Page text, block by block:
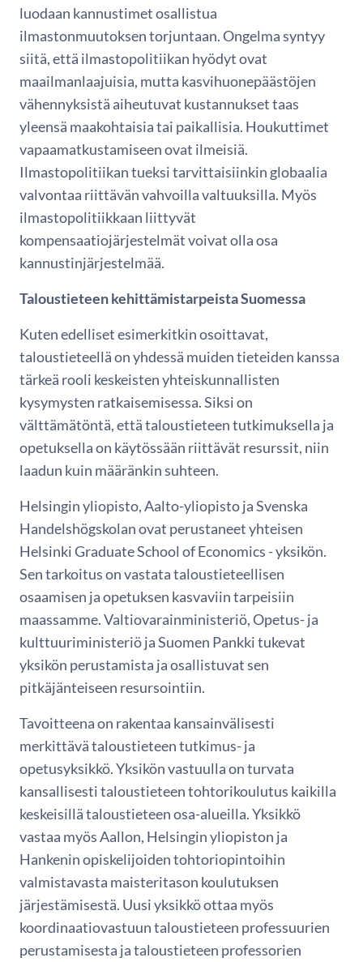
luodaan kannustimet osallistua
ilmastonmuutoksen torjuntaan. Ongelma syntyy
siitä, että ilmastopolitiikan hyödyt ovat
maailmanlaajuisia, mutta kasvihuonepäästöjen
vähennyksistä aiheutuvat kustannukset taas
yleensä maakohtaisia tai paikallisia. Houkuttimet
vapaamatkustamiseen ovat ilmeisiä.
Ilmastopolitiikan tueksi tarvittaisiinkin globaalia
valvontaa riittävän vahvoilla valtuuksilla. Myös
ilmastopolitiikkaan liittyvät
kompensaatiojärjestelmät voivat olla osa
kannustinjärjestelmää.
Taloustieteen kehittämistarpeista Suomessa
Kuten edelliset esimerkitkin osoittavat,
taloustieteellä on yhdessä muiden tieteiden kanssa
tärkeä rooli keskeisten yhteiskunnallisten
kysymysten ratkaisemisessa. Siksi on
välttämätöntä, että taloustieteen tutkimuksella ja
opetuksella on käytössään riittävät resurssit, niin
laadun kuin määränkin suhteen.
Helsingin yliopisto, Aalto-yliopisto ja Svenska
Handelshögskolan ovat perustaneet yhteisen
Helsinki Graduate School of Economics - yksikön.
Sen tarkoitus on vastata taloustieteellisen
osaamisen ja opetuksen kasvaviin tarpeisiin
maassamme. Valtiovarainministeriö, Opetus- ja
kulttuuriministeriö ja Suomen Pankki tukevat
yksikön perustamista ja osallistuvat sen
pitkäjänteiseen resursointiin.
Tavoitteena on rakentaa kansainvälisesti
merkittävä taloustieteen tutkimus- ja
opetusyksikkö. Yksikön vastuulla on turvata
kansallisesti taloustieteen tohtorikoulutus kaikilla
keskeisillä taloustieteen osa-alueilla. Yksikkö
vastaa myös Aallon, Helsingin yliopiston ja
Hankenin opiskelijoiden tohtoriopintoihin
valmistavasta maisteritason koulutuksen
järjestämisestä. Uusi yksikkö ottaa myös
koordinaatiovastuun taloustieteen professuurien
perustamisesta ja taloustieteen professorien